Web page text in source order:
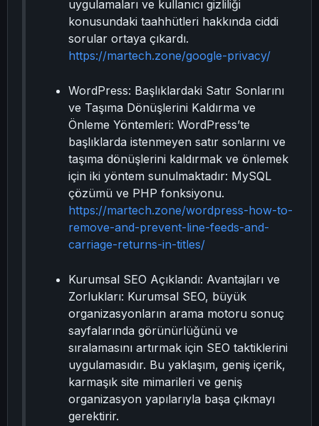
uygulamaları ve kullanıcı gizliliği
konusundaki taahhütleri hakkında ciddi
sorular ortaya çıkardı.
https://martech.zone/google-privacy/
WordPress: Başlıklardaki Satır Sonlarını
ve Taşıma Dönüşlerini Kaldırma ve
Önleme Yöntemleri: WordPress’te
başlıklarda istenmeyen satır sonlarını ve
taşıma dönüşlerini kaldırmak ve önlemek
için iki yöntem sunulmaktadır: MySQL
çözümü ve PHP fonksiyonu.
https://martech.zone/wordpress-how-to-
remove-and-prevent-line-feeds-and-
carriage-returns-in-titles/
Kurumsal SEO Açıklandı: Avantajları ve
Zorlukları: Kurumsal SEO, büyük
organizasyonların arama motoru sonuç
sayfalarında görünürlüğünü ve
sıralamasını artırmak için SEO taktiklerini
uygulamasıdır. Bu yaklaşım, geniş içerik,
karmaşık site mimarileri ve geniş
organizasyon yapılarıyla başa çıkmayı
gerektirir.